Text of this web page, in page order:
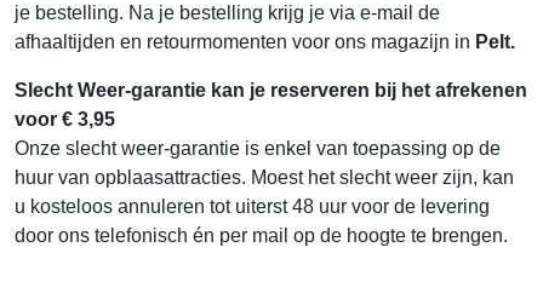
je bestelling. Na je bestelling krijg je via e-mail de
afhaaltijden en retourmomenten voor ons magazijn in Pelt.
Slecht Weer-garantie kan je reserveren bij het afrekenen
voor € 3,95
Onze slecht weer-garantie is enkel van toepassing op de
huur van opblaasattracties. Moest het slecht weer zijn, kan
u kosteloos annuleren tot uiterst 48 uur voor de levering
door ons telefonisch én per mail op de hoogte te brengen.